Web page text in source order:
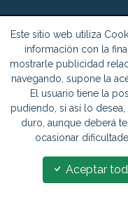
© Copyright 2026 -
Aviso
legal
Política de
privacidad
Este sitio web utiliza
información con la
mostrarle publicidad
navegando, supone la
El usuario tiene la
pudiendo, si así lo
duro, aunque deberá
ocasionar
Aceptar